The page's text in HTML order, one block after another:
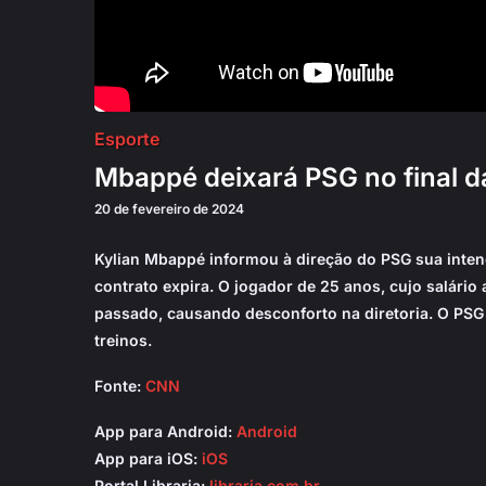
Esporte
Mbappé deixará PSG no final
20 de fevereiro de 2024
Kylian Mbappé informou à direção do PSG sua
contrato expira. O jogador de 25 anos, cujo
passado, causando desconforto na diretoria. O
treinos.
Fonte: CNN
App para Android: Android
App para iOS: iOS